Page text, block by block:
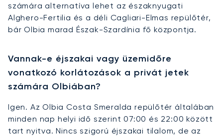
számára alternatíva lehet az északnyugati
Alghero-Fertilia és a déli Cagliari-Elmas repülőtér,
bár Olbia marad Észak-Szardínia fő központja.
Vannak-e éjszakai vagy üzemidőre
vonatkozó korlátozások a privát jetek
számára Olbiában?
Igen. Az Olbia Costa Smeralda repülőtér általában
minden nap helyi idő szerint 07:00 és 22:00 között
tart nyitva. Nincs szigorú éjszakai tilalom, de az